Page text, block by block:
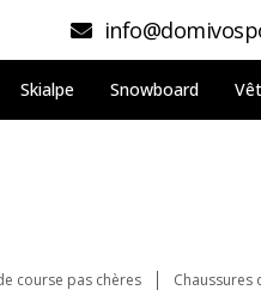
Skialpe Snowboard
course pas chères Chaussures